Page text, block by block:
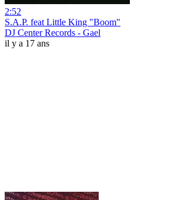
2:52
S.A.P. feat Little King "Boom"
DJ Center Records - Gael
il y a 17 ans